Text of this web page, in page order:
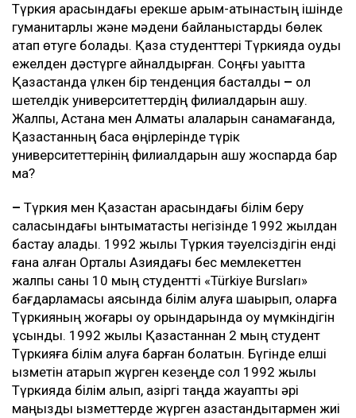
Түркия арасындағы ерекше қарым-қатынастың ішінде
гуманитарлық және мәдени байланыстарды бөлек
атап өтуге болады. Қазақ студенттері Түркияда оқуды
ежелден дәстүрге айналдырған. Соңғы уақытта
Қазақстанда үлкен бір тенденция басталды – ол
шетелдік университеттердің филиалдарын ашу.
Жалпы, Астана мен Алматы қалаларын санамағанда,
Қазақстанның басқа өңірлерінде түрік
университеттерінің филиалдарын ашу жоспарда бар
ма?
– Түркия мен Қазақстан арасындағы білім беру
саласындағы ынтымақтастық негізінде 1992 жылдан
бастау алады. 1992 жылы Түркия тәуелсіздігін енді
ғана алған Орталық Азиядағы бес мемлекеттен
жалпы саны 10 мың студентті «Türkiye Bursları»
бағдарламасы аясында білім алуға шақырып, оларға
Түркияның жоғары оқу орындарында оқу мүмкіндігін
ұсынды. 1992 жылы Қазақстаннан 2 мың студент
Түркияға білім алуға барған болатын. Бүгінде елші
қызметін атқарып жүрген кезеңде сол 1992 жылы
Түркияда білім алып, қазіргі таңда жауапты әрі
маңызды қызметтерде жүрген қазақстандықтармен жиі